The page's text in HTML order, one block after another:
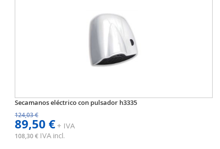
Secamanos eléctrico con pulsador h3335
124,03 €
89,50 €+ IVA
108,30 € IVA incl.